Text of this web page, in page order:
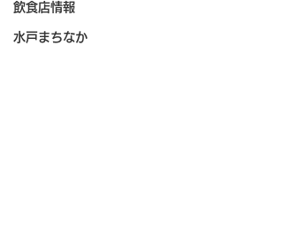
飲食店情報
水戸まちなか